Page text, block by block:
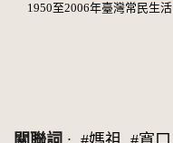
1950至2006年臺灣常民生活